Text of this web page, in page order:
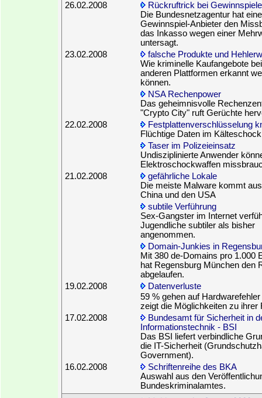
26.02.2008
Rückruftrick bei
Die Bundesnetzagentur hat
Gewinnspiel-Anbieter den
das Inkasso wegen einer
untersagt.
23.02.2008
falsche Produkte und
Wie kriminelle Kaufangebote
anderen Plattformen erkannt
können.
NSA Rechenpower
Das geheimnisvolle
"Crypto City" ruft Gerüchte
22.02.2008
Festplattenverschlüsselung
Flüchtige Daten im
Taser im Polizeieinsatz
Undisziplinierte Anwender
Elektroschockwaffen
21.02.2008
gefährliche Lokale
Die meiste Malware kommt
China und den USA
subtile Verführung
Sex-Gangster im Internet
Jugendliche subtiler als bisher
angenommen.
Domain-Junkies in
Mit 380 de-Domains pro 1.000
hat Regensburg München den
abgelaufen.
19.02.2008
Datenverluste
59 % gehen auf
zeigt die Möglichkeiten zu ihrer
17.02.2008
Bundesamt für Sicherheit in
Informationstechnik - BSI
Das BSI liefert verbindliche
die IT-Sicherheit
Government).
16.02.2008
Schriftenreihe des BKA
Auswahl aus den
Bundeskriminalamtes.